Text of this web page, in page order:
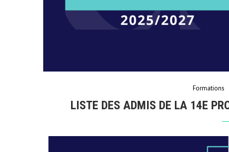
Formations
LISTE DES ADMIS DE LA 14E